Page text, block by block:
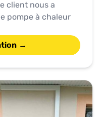
client nous a
pompe à chaleur
→